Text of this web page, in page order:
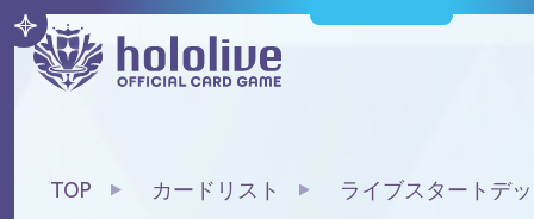
TOP カードリスト ライブスタートデ